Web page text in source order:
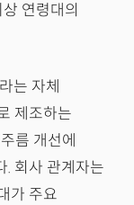
연령대의
는 자체
제조하는
름 개선에
. 회사 관계자는
가 주요